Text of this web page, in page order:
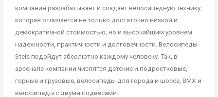
компания разрабатывает и создает велосипедную технику,
которая отличается не только достаточно низкой и
демократичной стоимостью, но и высочайшим уровнем
надежности, практичности и долговечности. Велосипеды
Stels подойдут абсолютно каждому человеку. Так, в
арсенале компании числятся детские и подростковые,
горные и грузовые, велосипеды для города и шоссе, BMX и
велосипеды с двумя подвесами.